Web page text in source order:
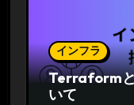
インフラ
Terraformと
いて